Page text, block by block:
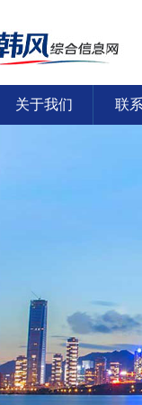
关于我们 联